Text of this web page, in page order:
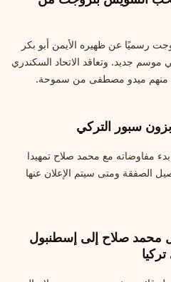
رسميًا عن ظهيره الأيمن أبو بكر
جديد. وتعاقد الاتحاد السكندري
منهم ميدو مصطفى من سموحة.
سبور التركي
مفاوضاته مع محمد صلاح تمهيدا
الصفقة ومتى سيتم الإعلان عنها
محمد صلاح إلى إسطنبول